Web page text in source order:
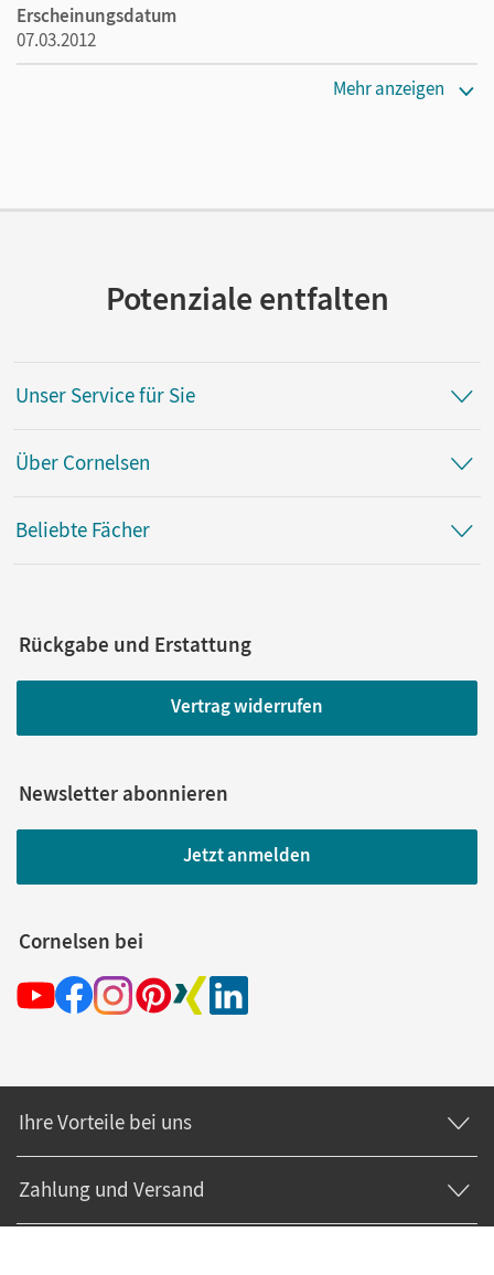
Erscheinungsdatum
07.03.2012
Mehr anzeigen
Potenziale entfalten
Unser Service für Sie
Über Cornelsen
Beliebte Fächer
Rückgabe und Erstattung
Vertrag widerrufen
Newsletter abonnieren
Jetzt anmelden
Cornelsen bei
Ihre Vorteile bei uns
Zahlung und Versand